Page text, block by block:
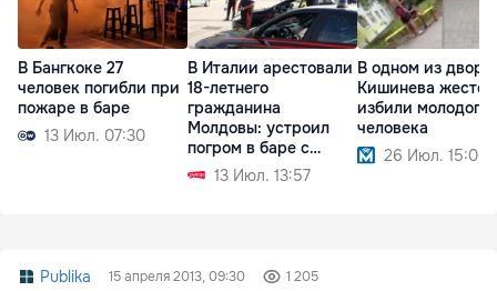
В Бангкоке 27
человек погибли при
пожаре в баре
13 Июл. 07:30
В Италии арестовали
18-летнего
гражданина
Молдовы: устроил
погром в баре с
мачете13 Июл. 13:57
В одном из
Кишинева
избили молодого
человека
26 Июл. 15:00
Publika 15 апреля 2013, 09:30 1 205